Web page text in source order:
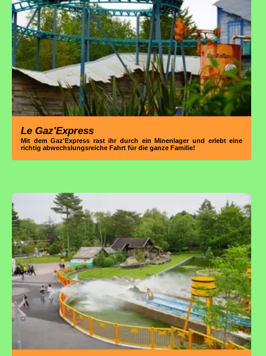
Le Gaz'Express
Mit dem Gaz'Express rast ihr durch ein Minenlager und erlebt eine
richtig abwechslungsreiche Fahrt für die ganze Familie!